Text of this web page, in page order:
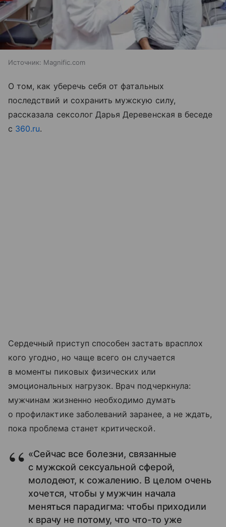
Источник: Magnific.com
О том, как уберечь себя от фатальных
последствий и сохранить мужскую силу,
рассказала сексолог Дарья Деревенская в беседе
с 360.ru.
Сердечный приступ способен застать врасплох
кого угодно, но чаще всего он случается
в моменты пиковых физических или
эмоциональных нагрузок. Врач подчеркнула:
мужчинам жизненно необходимо думать
о профилактике заболеваний заранее, а не ждать,
пока проблема станет критической.
«Сейчас все болезни, связанные
с мужской сексуальной сферой,
молодеют, к сожалению. В целом очень
хочется, чтобы у мужчин начала
меняться парадигма: чтобы приходили
к врачу не потому, что что-то уже